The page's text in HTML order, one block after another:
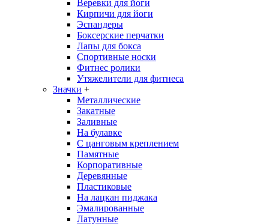
Веревки для йоги
Кирпичи для йоги
Эспандеры
Боксерские перчатки
Лапы для бокса
Спортивные носки
Фитнес ролики
Утяжелители для фитнеса
Значки +
Металлические
Закатные
Заливные
На булавке
С цанговым креплением
Памятные
Корпоративные
Деревянные
Пластиковые
На лацкан пиджака
Эмалированные
Латунные